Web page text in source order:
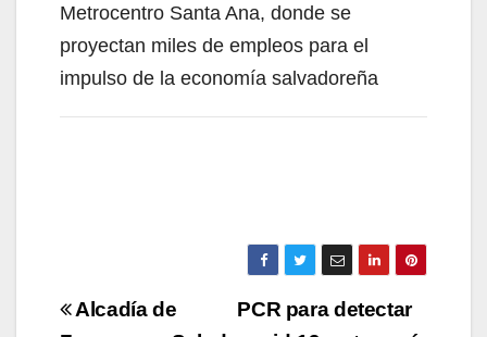
Metrocentro Santa Ana, donde se
proyectan miles de empleos para el
impulso de la economía salvadoreña
NavegaciónPCR para detectar
Alcadía de